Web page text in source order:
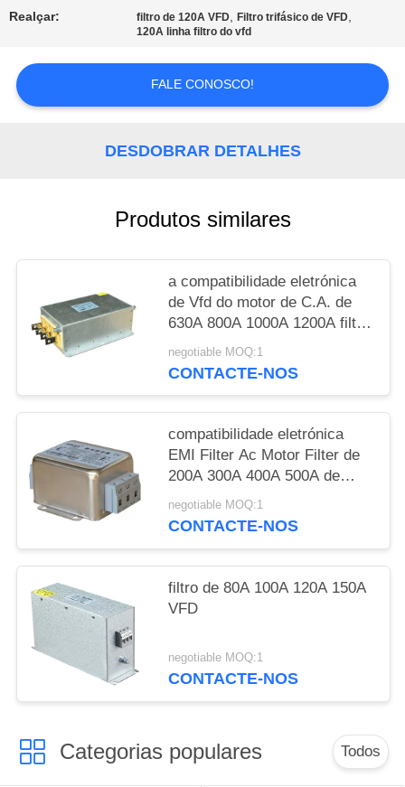
MAPA
SITE
Realçar: filtro de 120A VFD,Filtro trifásico de VFD,
120A linha filtro do vfd
FALE CONOSCO!
DESDOBRAR DETALHES
Produtos similares
a compatibilidade eletrónica
de Vfd do motor de C.A. de
630A 800A 1000A 1200A filtra
a saída de 3 fases
negotiable MOQ:1
CONTACTE-NOS
compatibilidade eletrónica
EMI Filter Ac Motor Filter de
200A 300A 400A 500A de
passe baixo
negotiable MOQ:1
CONTACTE-NOS
filtro de 80A 100A 120A 150A
VFD
negotiable MOQ:1
CONTACTE-NOS
Categorias populares Todos